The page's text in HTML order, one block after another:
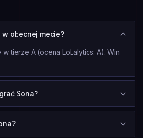
w obecnej mecie?
w tierze A (ocena LoLalytics: A). Win
Sona?